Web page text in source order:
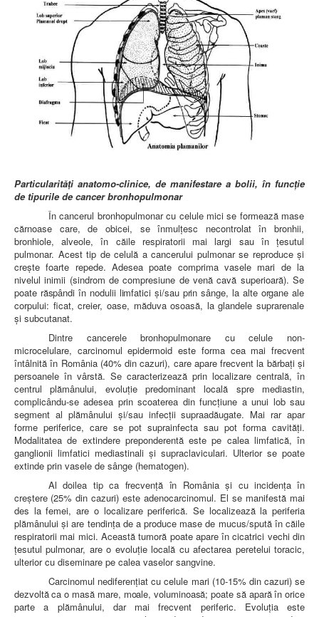
Particularităţi anatomo-clinice, de manifestare a bolii, în funcţie
de tipurile de cancer bronhopulmonar
În cancerul bronhopulmonar cu celule mici se formează mase
cărnoase care, de obicei, se înmulţesc necontrolat în bronhii,
bronhiole, alveole, în căile respiratorii mai largi sau în ţesutul
pulmonar. Acest tip de celulă a cancerului pulmonar se reproduce şi
creşte foarte repede. Adesea poate comprima vasele mari de la
nivelul inimii (sindrom de compresiune de venă cavă superioară). Se
poate răspândi în nodulii limfatici şi/sau prin sânge, la alte organe ale
corpului: ficat, creier, oase, măduva osoasă, la glandele suprarenale
şi subcutanat.
Dintre cancerele bronhopulmonare cu celule non-
microcelulare, carcinomul epidermoid este forma cea mai frecvent
întâlnită în România (40% din cazuri), care apare frecvent la bărbaţi şi
persoanele în vârstă. Se caracterizează prin localizare centrală, în
centrul plămânului, evoluţie predominant locală spre mediastin,
complicându-se adesea prin scoaterea din funcţiune a unui lob sau
segment al plămânului şi/sau infecţii supraadăugate. Mai rar apar
forme periferice, care se pot suprainfecta sau pot forma cavităţi.
Modalitatea de extindere preponderentă este pe calea limfatică, în
ganglionii limfatici mediastinali şi supraclaviculari. Ulterior se poate
extinde prin vasele de sânge (hematogen).
Al doilea tip ca frecvenţă în România şi cu incidenţa în
creştere (25%din cazuri) este adenocarcinomul. El se manifestă mai
des la femei, are o localizare periferică. Se localizează la periferia
plămânului şi are tendinţa de a produce mase de mucus/spută în căile
respiratorii mai mici. Această tumoră poate apare în cicatrici vechi din
ţesutul pulmonar, are o evoluţie locală cu afectarea peretelui toracic,
ulterior cu diseminare pe calea vaselor sangvine.
Carcinomul nediferenţiat cu celule mari (10-15% din cazuri) se
dezvoltă ca o masă mare, moale, voluminoasă; poate să apară în orice
parte a plămânului, dar mai frecvent periferic. Evoluţia este